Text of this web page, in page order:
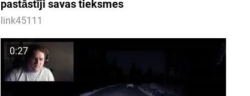
pastāstīji savas tieksmes
link45111
0:27